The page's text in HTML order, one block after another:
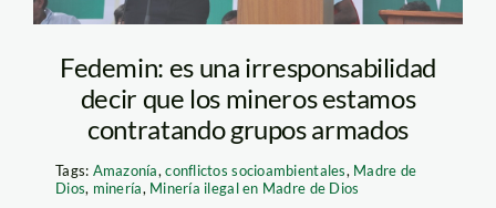
Fedemin: es una irresponsabilidad
decir que los mineros estamos
contratando grupos armados
Tags: Amazonía,conflictos socioambientales, Madre de
Dios, minería, Minería ilegal en Madre de Dios